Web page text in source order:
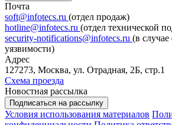
Почта
soft@infotecs.ru (отдел продаж)
hotline@infotecs.ru (отдел технической
security-notifications@infotecs.ru (в
уязвимости)
Адрес
127273, Москва, ул. Отрадная, 2Б, стр.1
Схема проезда
Новостная рассылка
Подписаться на рассылку
Условия использования материалов